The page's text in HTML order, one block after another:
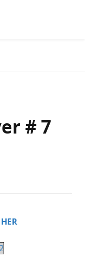
# 7